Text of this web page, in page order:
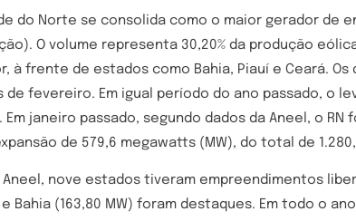
do Norte se consolida como o maior gerador de
O volume representa 30,20% da produção
à frente de estados como Bahia, Piauí e Ceará.
de fevereiro. Em igual período do ano passado, o
Em janeiro passado, segundo dados da Aneel, o
de 579,6 megawatts (MW), do total de
Aneel, nove estados tiveram empreendimentos
e Bahia (163,80 MW) foram destaques. Em todo o